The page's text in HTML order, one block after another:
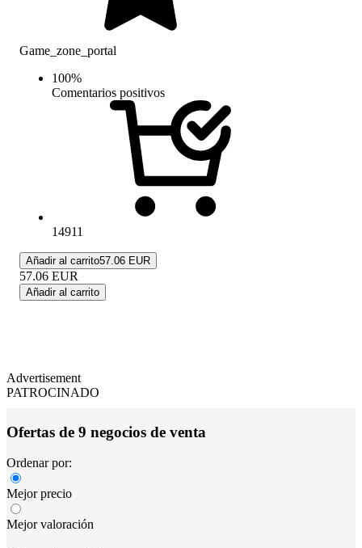
Game_zone_portal
100%
Comentarios positivos
14911
Añadir al carrito57.06 EUR
57.06 EUR
Añadir al carrito
Advertisement
PATROCINADO
Ofertas de 9 negocios de venta
Ordenar por:
Mejor precio
Mejor valoración